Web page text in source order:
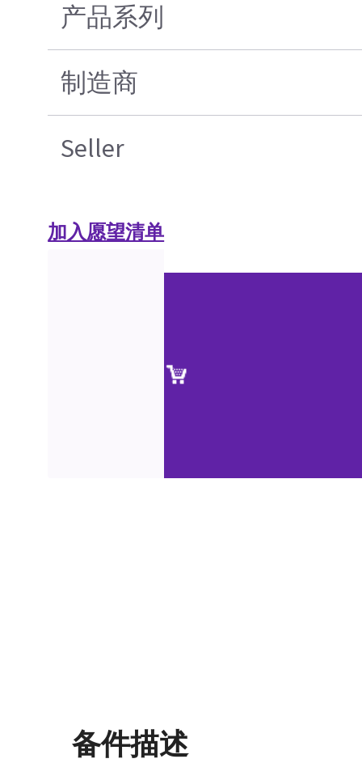
产品系列
制造商
Seller
加入愿望清单
备件描述